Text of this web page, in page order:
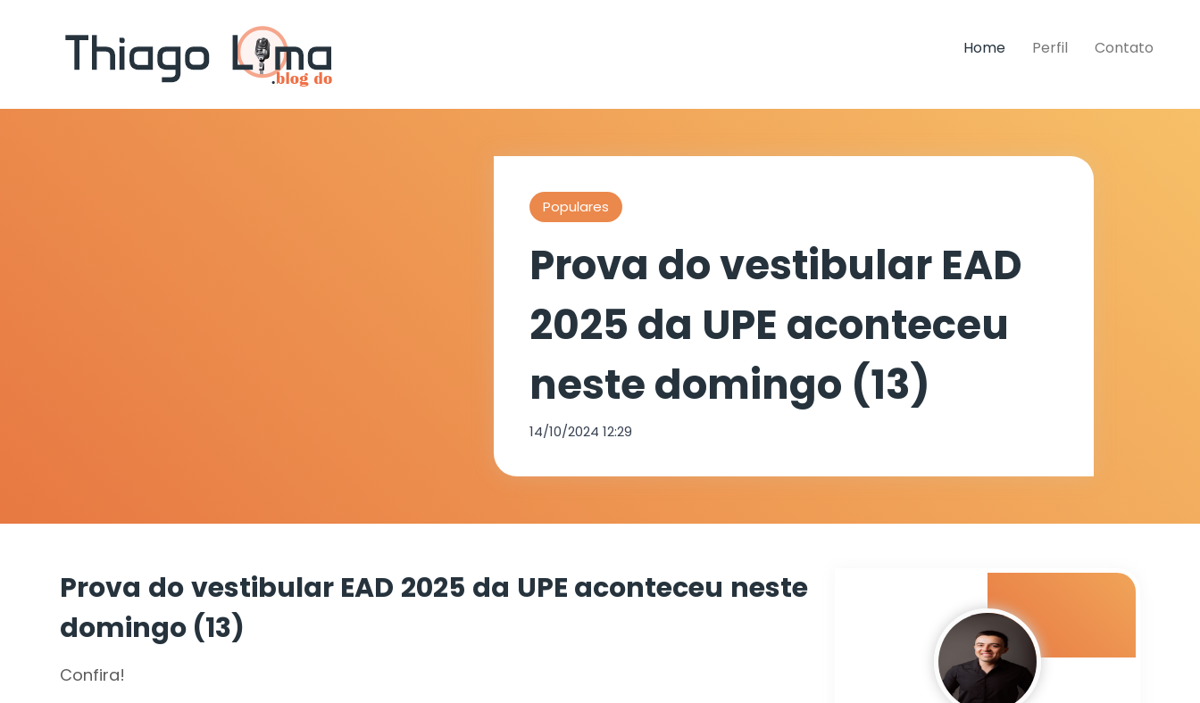
Home Perfil Contato
Populares
Prova do vestibular EAD
2025 da UPE aconteceu
neste domingo (13)
14/10/2024 12:29
Prova do vestibular EAD 2025 da UPE aconteceu neste
domingo (13)
Confira!